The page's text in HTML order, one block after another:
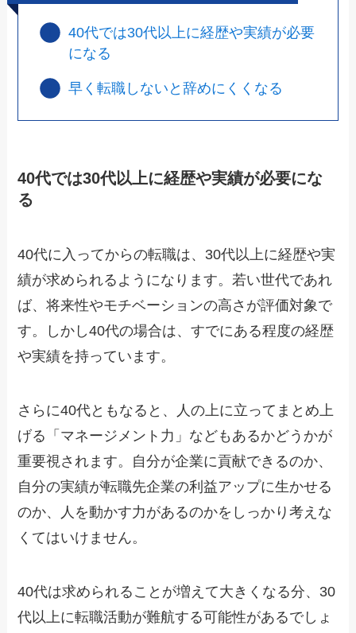
40代では30代以上に経歴や実績が必要
になる
早く転職しないと辞めにくくなる
40代では30代以上に経歴や実績が必要にな
る
40代に入ってからの転職は、30代以上に経歴や実
績が求められるようになります。若い世代であれ
ば、将来性やモチベーションの高さが評価対象で
す。しかし40代の場合は、すでにある程度の経歴
や実績を持っています。
さらに40代ともなると、人の上に立ってまとめ上
げる「マネージメント力」などもあるかどうかが
重要視されます。自分が企業に貢献できるのか、
自分の実績が転職先企業の利益アップに生かせる
のか、人を動かす力があるのかをしっかり考えな
くてはいけません。
40代は求められることが増えて大きくなる分、30
代以上に転職活動が難航する可能性があるでしょ